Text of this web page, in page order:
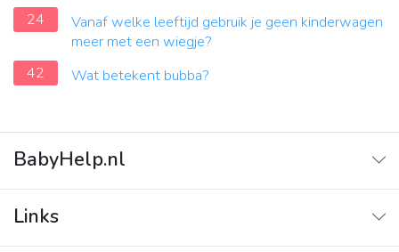
24
Vanaf welke leeftijd gebruik je geen kinderwagen
meer met een wiegje?
42
Wat betekent bubba?
BabyHelp.nl
Vraag & Antwoord
Links